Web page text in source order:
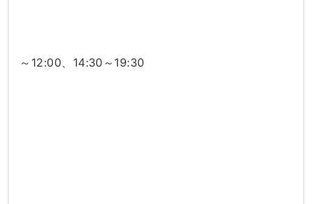
～12:00、14:30～19:30